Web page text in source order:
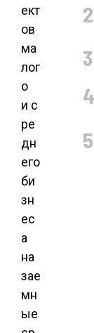
ект
ов
ма
лог
о
и с
ре
дн
его
би
зн
ес
а
на
зае
мн
ые